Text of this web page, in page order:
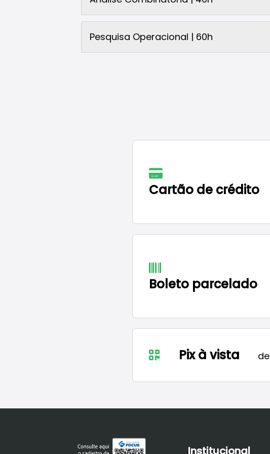
Pesquisa Operacional | 60h
Cartão de crédito
Boleto parcelado
Pix à vista de
Institucional